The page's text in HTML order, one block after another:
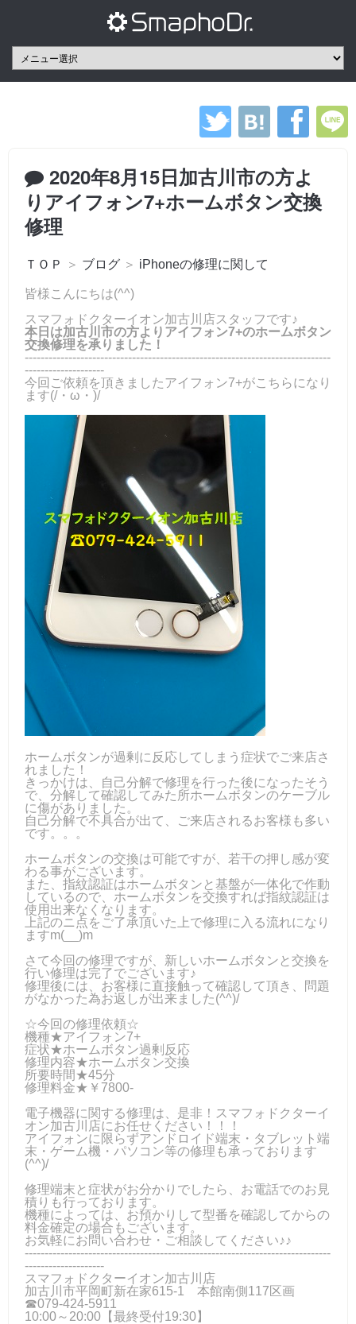
2020年8月15日加古川市の方よ
りアイフォン7+ホームボタン交換
修理
ＴＯＰ ＞ ブログ ＞ iPhoneの修理に関して
皆様こんにちは(^^)
スマフォドクターイオン加古川店スタッフです♪
本日は加古川市の方よりアイフォン7+のホームボタン
交換修理を承りました！
-----------------------------------------------------------------------------
--------------------
今回ご依頼を頂きましたアイフォン7+がこちらになり
ます(/・ω・)/
ホームボタンが過剰に反応してしまう症状でご来店さ
れました！
きっかけは、自己分解で修理を行った後になったそう
で、分解して確認してみた所ホームボタンのケーブル
に傷がありました。
自己分解で不具合が出て、ご来店されるお客様も多い
です。。。
ホームボタンの交換は可能ですが、若干の押し感が変
わる事がございます。
また、指紋認証はホームボタンと基盤が一体化で作動
しているので、ホームボタンを交換すれば指紋認証は
使用出来なくなります。
上記のニ点をご了承頂いた上で修理に入る流れになり
ますm(__)m
さて今回の修理ですが、新しいホームボタンと交換を
行い修理は完了でございます♪
修理後には、お客様に直接触って確認して頂き、問題
がなかった為お返しが出来ました(^^)/
☆今回の修理依頼☆
機種★アイフォン7+
症状★ホームボタン過剰反応
修理内容★ホームボタン交換
所要時間★45分
修理料金★￥7800-
電子機器に関する修理は、是非！スマフォドクターイ
オン加古川店にお任せください！！！
アイフォンに限らずアンドロイド端末・タブレット端
末・ゲーム機・パソコン等の修理も承っております
(^^)/
修理端末と症状がお分かりでしたら、お電話でのお見
積りも行っております。
機種によっては、お預かりして型番を確認してからの
料金確定の場合もございます。
お気軽にお問い合わせ・ご相談してください♪♪
-----------------------------------------------------------------------------
--------------------
スマフォドクターイオン加古川店
加古川市平岡町新在家615-1 本館南側117区画
☎079-424-5911
10:00～20:00【最終受付19:30】